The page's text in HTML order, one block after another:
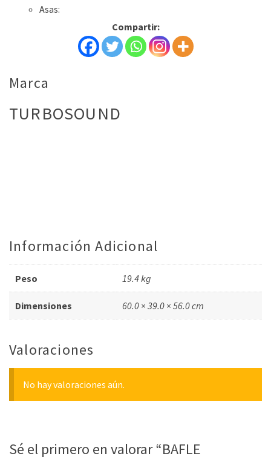
Asas:
Compartir:
Marca
TURBOSOUND
Información Adicional
Peso 19.4 kg
Dimensiones 60.0 × 39.0 × 56.0 cm
Valoraciones
No hay valoraciones aún.
Sé el primero en valorar “BAFLE